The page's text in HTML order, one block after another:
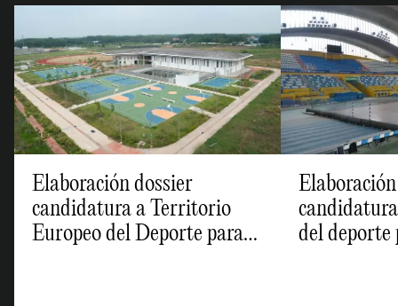
Elaboración dossier
candidatura a Territorio
Europeo del Deporte para
del deporte